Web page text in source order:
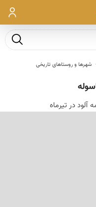
ورود
جست و
شهرها و روستاهای تاریخی
آلود در تیرماه